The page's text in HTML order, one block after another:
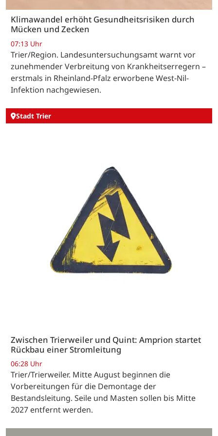
Klimawandel erhöht Gesundheitsrisiken durch
Mücken und Zecken
07:13 Uhr
Trier/Region. Landesuntersuchungsamt warnt vor
zunehmender Verbreitung von Krankheitserregern –
erstmals in Rheinland-Pfalz erworbene West-Nil-
Infektion nachgewiesen.
Stadt Trier
Zwischen Trierweiler und Quint: Amprion startet
Rückbau einer Stromleitung
06:28 Uhr
Trier/Trierweiler. Mitte August beginnen die
Vorbereitungen für die Demontage der
Bestandsleitung. Seile und Masten sollen bis Mitte
2027 entfernt werden.